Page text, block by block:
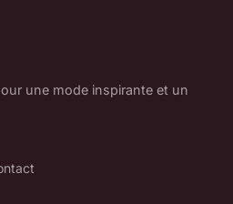
une mode inspirante et un